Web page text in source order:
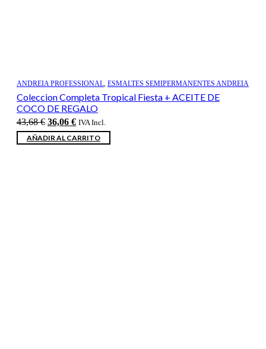
ANDREIA PROFESSIONAL, ESMALTES SEMIPERMANENTES ANDREIA
Coleccion Completa Tropical Fiesta + ACEITE DE
COCO DE REGALO
43,68€ El
precio
original
36,06 €El
precio
actual
IVA Incl.
AÑADIR AL CARRITO